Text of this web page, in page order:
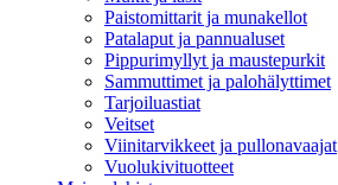
Paistomittarit ja munakellot
Patalaput ja pannualuset
Pippurimyllyt ja maustepurkit
Sammuttimet ja palohälyttimet
Tarjoiluastiat
Veitset
Viinitarvikkeet ja pullonavaajat
Vuolukivituotteet